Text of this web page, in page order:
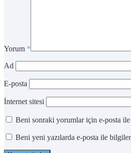
Yorum *
Ad
E-posta
İnternet sitesi
Beni sonraki yorumlar için e-posta
Beni yeni yazılarda e-posta ile